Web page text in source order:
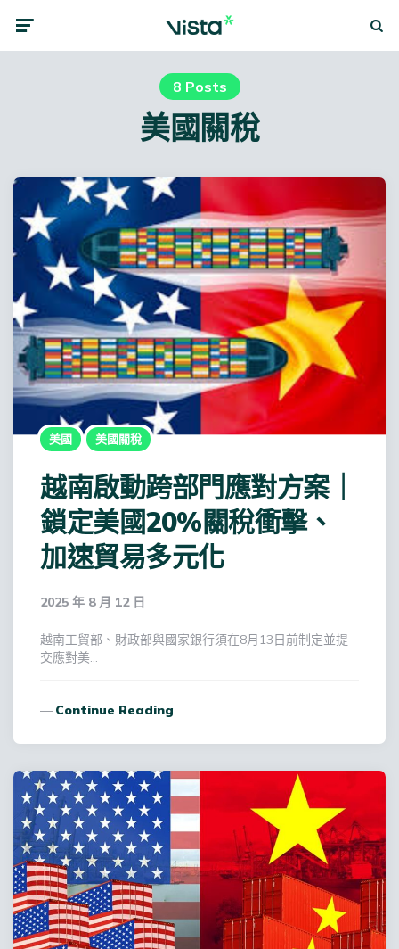
8 Posts
美國關稅
美國 美國關稅
越南啟動跨部門應對方案｜
鎖定美國20%關稅衝擊、
加速貿易多元化
2025 年 8 月 12 日
越南工貿部、財政部與國家銀行須在8月13日前制定並提
交應對美…
Continue Reading